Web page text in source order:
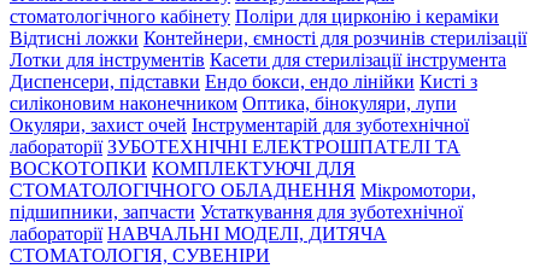
стоматологічного кабінету Поліри для цирконію і кераміки
Відтисні ложки Контейнери, ємності для розчинів стерилізації
Лотки для інструментів Касети для стерилізації інструмента
Диспенсери, підставки Ендо бокси, ендо лінійки Кисті з
силіконовим наконечником Оптика, бінокуляри, лупи
Окуляри, захист очей Інструментарій для зуботехнічної
лабораторії ЗУБОТЕХНІЧНІ ЕЛЕКТРОШПАТЕЛІ ТА
ВОСКОТОПКИ КОМПЛЕКТУЮЧІ ДЛЯ
СТОМАТОЛОГІЧНОГО ОБЛАДНЕННЯ Мікромотори,
підшипники, запчасти Устаткування для зуботехнічної
лабораторії НАВЧАЛЬНІ МОДЕЛІ, ДИТЯЧА
СТОМАТОЛОГІЯ, СУВЕНІРИ